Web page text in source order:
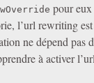
pour eux
l’url rewriting
ne dépend pas
à activer